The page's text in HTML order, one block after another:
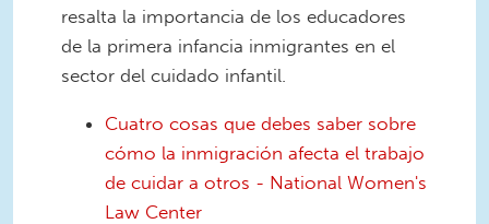
resalta la importancia de los educadores
de la primera infancia inmigrantes en el
sector del cuidado infantil.
Cuatro cosas que debes saber sobre
cómo la inmigración afecta el trabajo
de cuidar a otros - National Women's
Law Center